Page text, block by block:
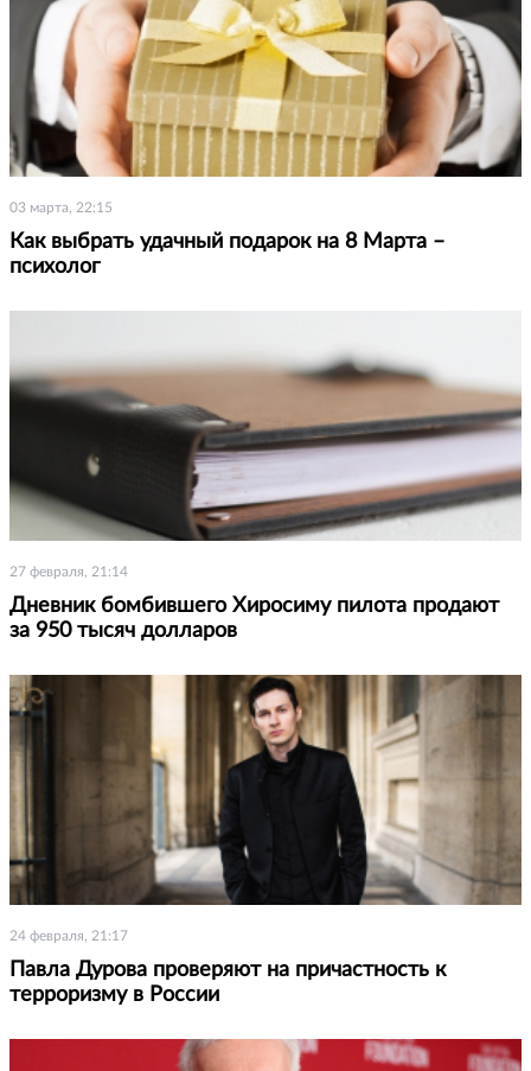
03 марта, 22:15
Как выбрать удачный подарок на 8 Марта –
психолог
27 февраля, 21:14
Дневник бомбившего Хиросиму пилота продают
за 950 тысяч долларов
24 февраля, 21:17
Павла Дурова проверяют на причастность к
терроризму в России